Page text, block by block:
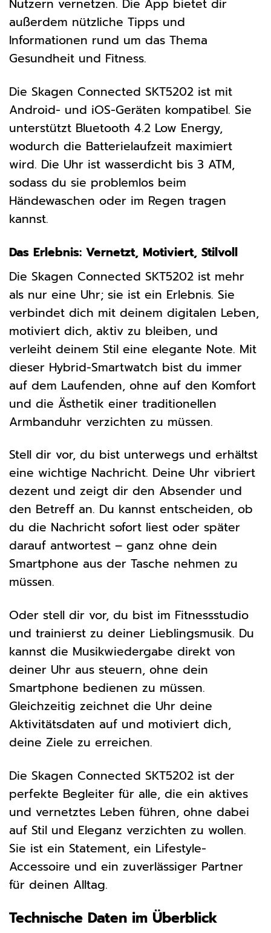
Nutzern vernetzen. Die App bietet dir
außerdem nützliche Tipps und
Informationen rund um das Thema
Gesundheit und Fitness.
Die Skagen Connected SKT5202 ist mit
Android- und iOS-Geräten kompatibel. Sie
unterstützt Bluetooth 4.2 Low Energy,
wodurch die Batterielaufzeit maximiert
wird. Die Uhr ist wasserdicht bis 3 ATM,
sodass du sie problemlos beim
Händewaschen oder im Regen tragen
kannst.
Das Erlebnis: Vernetzt, Motiviert, Stilvoll
Die Skagen Connected SKT5202 ist mehr
als nur eine Uhr; sie ist ein Erlebnis. Sie
verbindet dich mit deinem digitalen Leben,
motiviert dich, aktiv zu bleiben, und
verleiht deinem Stil eine elegante Note. Mit
dieser Hybrid-Smartwatch bist du immer
auf dem Laufenden, ohne auf den Komfort
und die Ästhetik einer traditionellen
Armbanduhr verzichten zu müssen.
Stell dir vor, du bist unterwegs und erhältst
eine wichtige Nachricht. Deine Uhr vibriert
dezent und zeigt dir den Absender und
den Betreff an. Du kannst entscheiden, ob
du die Nachricht sofort liest oder später
darauf antwortest – ganz ohne dein
Smartphone aus der Tasche nehmen zu
müssen.
Oder stell dir vor, du bist im Fitnessstudio
und trainierst zu deiner Lieblingsmusik. Du
kannst die Musikwiedergabe direkt von
deiner Uhr aus steuern, ohne dein
Smartphone bedienen zu müssen.
Gleichzeitig zeichnet die Uhr deine
Aktivitätsdaten auf und motiviert dich,
deine Ziele zu erreichen.
Die Skagen Connected SKT5202 ist der
perfekte Begleiter für alle, die ein aktives
und vernetztes Leben führen, ohne dabei
auf Stil und Eleganz verzichten zu wollen.
Sie ist ein Statement, ein Lifestyle-
Accessoire und ein zuverlässiger Partner
für deinen Alltag.
Technische Daten im Überblick